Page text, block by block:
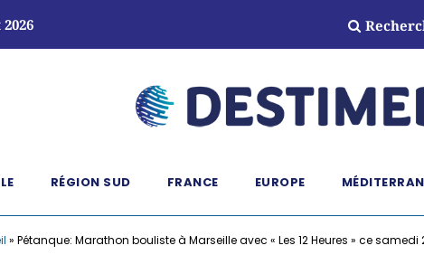
RÉGION SUD FRANCE EUROPE
» Pétanque: Marathon bouliste à Marseille avec « Les 12 Heures » ce